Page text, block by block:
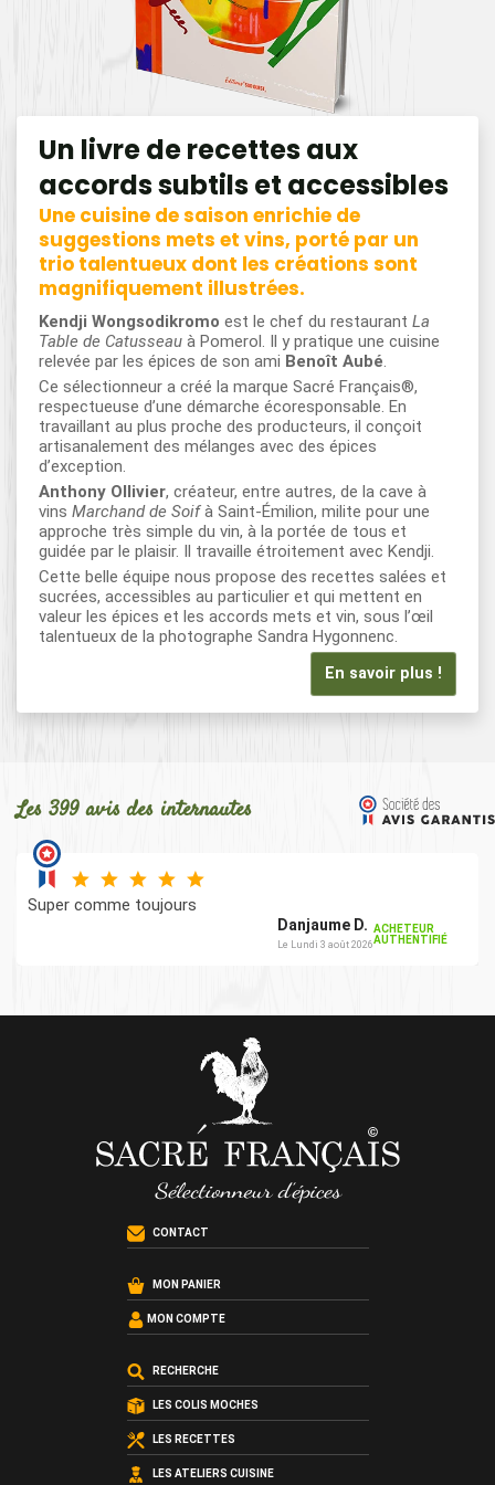
Un livre de recettes aux
accords subtils et accessibles
Une cuisine de saison enrichie de
suggestions mets et vins, porté par un
trio talentueux dont les créations sont
magnifiquement illustrées.
Kendji Wongsodikromo est le chef du restaurant La
Table de Catusseau à Pomerol. Il y pratique une cuisine
relevée par les épices de son ami Benoît Aubé.
Ce sélectionneur a créé la marque Sacré Français®,
respectueuse d’une démarche écoresponsable. En
travaillant au plus proche des producteurs, il conçoit
artisanalement des mélanges avec des épices
d’exception.
Anthony Ollivier, créateur, entre autres, de la cave à
vins Marchand de Soifà Saint-Émilion, milite pour une
approche très simple du vin, à la portée de tous et
guidée par le plaisir. Il travaille étroitement avec Kendji.
Cette belle équipe nous propose des recettes salées et
sucrées, accessibles au particulier et qui mettent en
valeur les épices et les accords mets et vin, sous l’œil
talentueux de la photographe Sandra Hygonnenc.
En savoir plus !
Les 399 avis des internautes
Super comme toujours
Danjaume D.
Le Lundi 3 août 2026
ACHETEUR
AUTHENTIFIÉ
CONTACT
MON PANIER
MON COMPTE
RECHERCHE
LES COLIS MOCHES
LES RECETTES
LES ATELIERS CUISINE